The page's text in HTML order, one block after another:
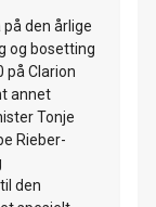
den årlige
og bosetting
på Clarion
annet
Tonje
Rieber-
den